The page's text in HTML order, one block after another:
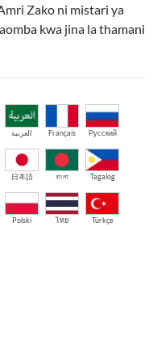
Zako ni mistari ya
kwa jina la thamani
العربية Français Русский
日本語 বাংলা Tagalog
Polski ไทย Türkçe